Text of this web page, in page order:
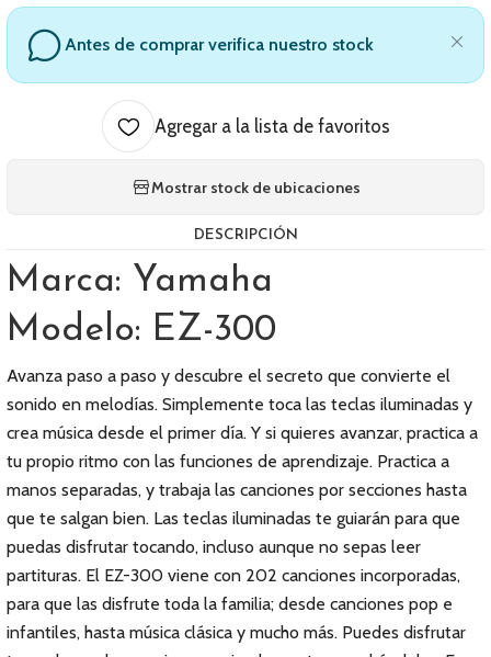
Antes de comprar verifica nuestro stock
Agregar a la lista de favoritos
Mostrar stock de ubicaciones
DESCRIPCIÓN
Marca: Yamaha
Modelo: EZ-300
Avanza paso a paso y descubre el secreto que convierte el
sonido en melodías. Simplemente toca las teclas iluminadas y
crea música desde el primer día. Y si quieres avanzar, practica a
tu propio ritmo con las funciones de aprendizaje. Practica a
manos separadas, y trabaja las canciones por secciones hasta
que te salgan bien. Las teclas iluminadas te guiarán para que
puedas disfrutar tocando, incluso aunque no sepas leer
partituras. El EZ-300 viene con 202 canciones incorporadas,
para que las disfrute toda la familia; desde canciones pop e
infantiles, hasta música clásica y mucho más. Puedes disfrutar